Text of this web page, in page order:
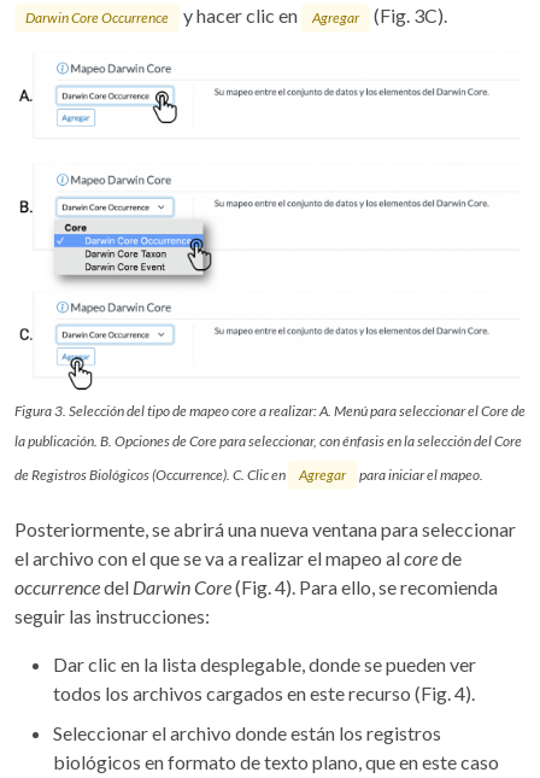
Darwin Core Occurrence y hacer clic en Agregar (Fig. 3C).
Figura 3. Selección del tipo de mapeo core a realizar: A. Menú para seleccionar el Core de
la publicación. B. Opciones de Core para seleccionar, con énfasis en la selección del Core
de Registros Biológicos (Occurrence). C. Clic en
Agregar para iniciar el mapeo.
Posteriormente, se abrirá una nueva ventana para seleccionar
el archivo con el que se va a realizar el mapeo alcorede
occurrencedel Darwin Core(Fig. 4). Para ello, se recomienda
seguir las instrucciones:
Dar clic en la lista desplegable, donde se pueden ver
todos los archivos cargados en este recurso (Fig. 4).
Seleccionar el archivo donde están los registros
biológicos en formato de texto plano, que en este caso